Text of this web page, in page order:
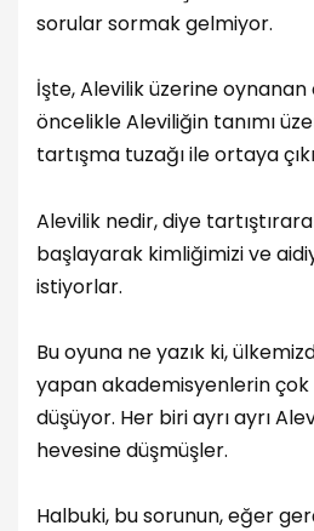
sorular sormak gelmiyor.
İşte, Alevilik üzerine
öncelikle Aleviliğin tanımı
tartışma tuzağı ile ortaya
Alevilik nedir, diye
başlayarak kimliğimizi ve
istiyorlar.
Bu oyuna ne yazık ki,
yapan akademisyenlerin
düşüyor. Her biri ayrı ayrı
hevesine düşmüşler.
Halbuki, bu sorunun, eğer